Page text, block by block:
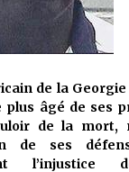
de la
plus âgé de ses
de la mort,
de ses
l’injustice